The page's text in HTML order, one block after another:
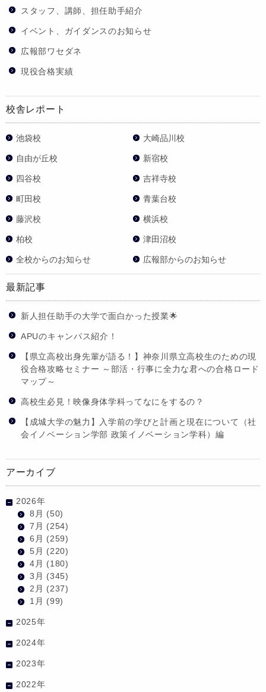
スタッフ、講師、担任助手紹介
イベント、ガイダンスのお知らせ
広報部ワセダネ
現役合格実績
校舎レポート
池袋校 大崎品川校
自由が丘校 新宿校
四谷校 吉祥寺校
町田校 青葉台校
藤沢校 横浜校
柏校 津田沼校
全校からのお知らせ 広報部からのお知らせ
最新記事
新人担任助手の大学で面白かった授業🌟
APUのキャンパス紹介！
【県立高校出身先輩が語る！】神奈川県立高校生のための現
役合格攻略セミナー ～部活・行事に全力な君への合格ロード
マップ～
高校生必見！映像身体学科ってなにをするの？
【成城大学の魅力】入学前の学びと計画と現在について（社
会イノベーション学部 政策イノベーション学科）編
アーカイブ
2026年
8月 (50)
7月 (254)
6月 (259)
5月 (220)
4月 (180)
3月 (345)
2月 (237)
1月 (99)
2025年
2024年
2023年
2022年